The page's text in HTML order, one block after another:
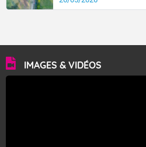
IMAGES & VIDÉOS